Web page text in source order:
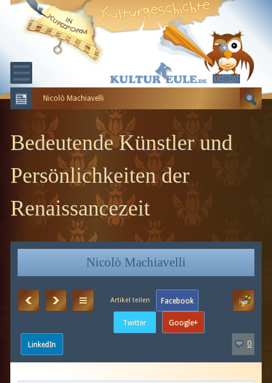
KULTURGESCHICHTE
ERDGESCHICHTE
EVOLUTION
Nicolò Machiavelli
Bedeutende Künstler und
Persönlichkeiten der
Renaissancezeit
Nicolò Machiavelli
0